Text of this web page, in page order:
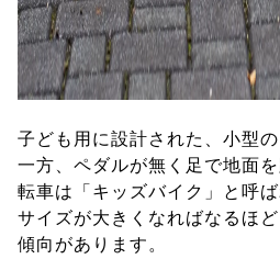
子ども用に設計された、小型の
一方、ペダルが無く足で地面
転車は「キッズバイク」と呼ば
サイズが大きくなればなるほ
傾向があります。